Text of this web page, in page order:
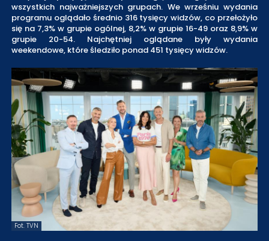
wszystkich najważniejszych grupach. We wrześniu wydania
programu oglądało średnio 316 tysięcy widzów, co przełożyło
się na 7,3% w grupie ogólnej, 8,2% w grupie 16-49 oraz 8,9% w
grupie 20-54. Najchętniej oglądane były wydania
weekendowe, które śledziło ponad 451 tysięcy widzów.
Fot. TVN